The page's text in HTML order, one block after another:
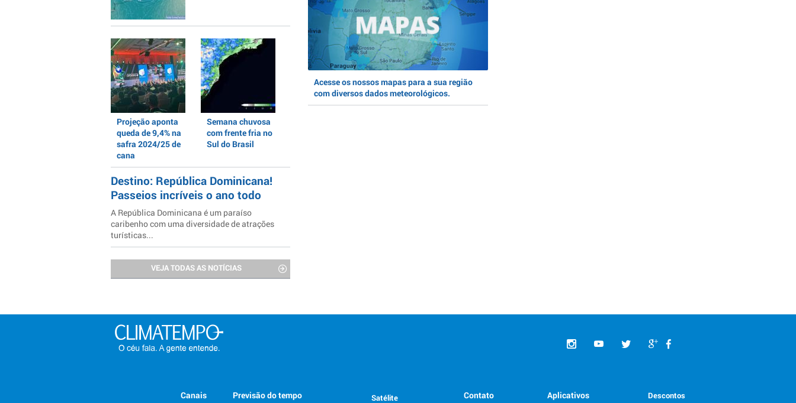
Projeção aponta
queda de 9,4% na
safra 2024/25 de
cana
Semana chuvosa
com frente fria no
Sul do Brasil
Destino: República Dominicana!
Passeios incríveis o ano todo
A República Dominicana é um paraíso
caribenho com uma diversidade de atrações
turísticas...
VEJA TODAS AS NOTÍCIAS
Acesse os nossos mapas para a sua região
com diversos dados meteorológicos.
Descontos
Aplicativos
Contato
Satélite
Previsão do tempo
Canais